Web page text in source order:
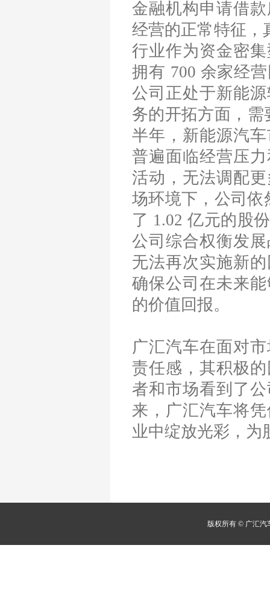
金融机构申请借
经营的正常特征，
行业作为资金密
拥有 700 余家经
公司正处于新能
务的开拓方面，需
半年，新能源汽
普遍面临经营压
活动，无法调配
场环境下，公司依
了 1.02 亿元的股
公司综合权衡发
无法再次实施新
确保公司在未来
的价值回报。
广汇汽车在面对
责任感，其积极
者和市场看到了
来，广汇汽车将
业中绽放光彩，为
版权所有 © 广汇